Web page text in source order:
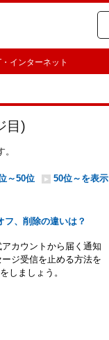
・インターネット
目)
～50位 50位～を表示
、削除の違いは？
カウントから届く通知
ジ受信を止める方法を
しましょう。